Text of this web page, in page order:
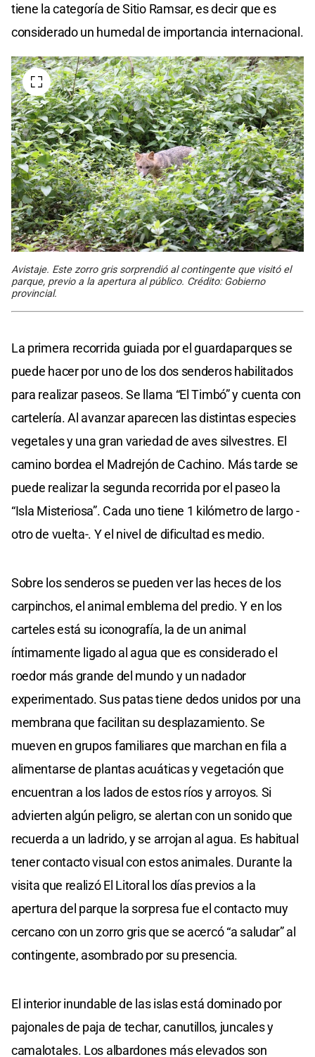
tiene la categoría de Sitio Ramsar, es decir que es
considerado un humedal de importancia internacional.
Avistaje. Este zorro gris sorprendió al contingente que visitó el
parque, previo a la apertura al público. Crédito: Gobierno
provincial.
La primera recorrida guiada por el guardaparques se
puede hacer por uno de los dos senderos habilitados
para realizar paseos. Se llama “El Timbó” y cuenta con
cartelería. Al avanzar aparecen las distintas especies
vegetales y una gran variedad de aves silvestres. El
camino bordea el Madrejón de Cachino. Más tarde se
puede realizar la segunda recorrida por el paseo la
“Isla Misteriosa”. Cada uno tiene 1 kilómetro de largo -
otro de vuelta-. Y el nivel de dificultad es medio.
Sobre los senderos se pueden ver las heces de los
carpinchos, el animal emblema del predio. Y en los
carteles está su iconografía, la de un animal
íntimamente ligado al agua que es considerado el
roedor más grande del mundo y un nadador
experimentado. Sus patas tiene dedos unidos por una
membrana que facilitan su desplazamiento. Se
mueven en grupos familiares que marchan en fila a
alimentarse de plantas acuáticas y vegetación que
encuentran a los lados de estos ríos y arroyos. Si
advierten algún peligro, se alertan con un sonido que
recuerda a un ladrido, y se arrojan al agua. Es habitual
tener contacto visual con estos animales. Durante la
visita que realizó El Litoral los días previos a la
apertura del parque la sorpresa fue el contacto muy
cercano con un zorro gris que se acercó “a saludar” al
contingente, asombrado por su presencia.
El interior inundable de las islas está dominado por
pajonales de paja de techar, canutillos, juncales y
camalotales. Los albardones más elevados son